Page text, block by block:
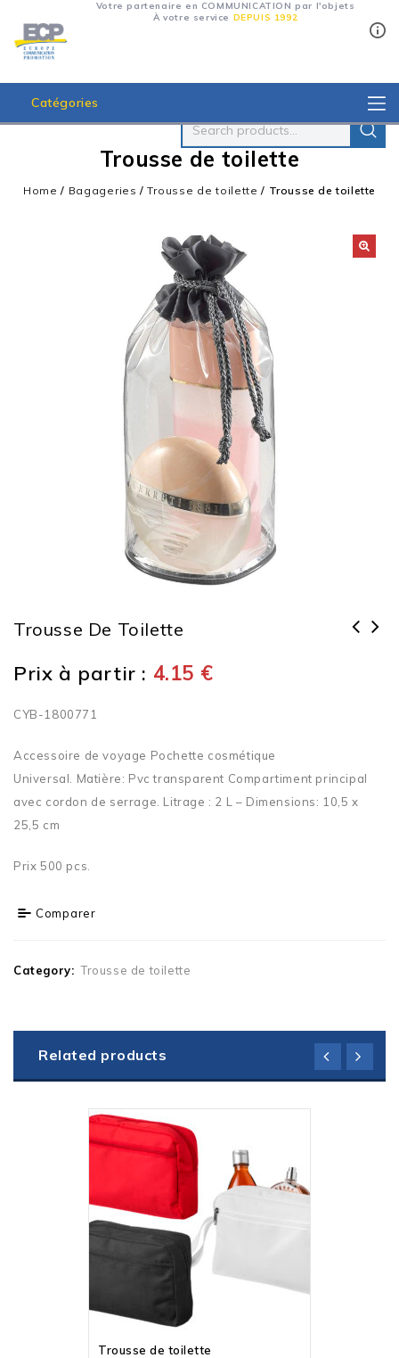
Votre partenaire en COMMUNICATION par l'objets
À votre service DEPUIS 1992
Catégories
Trousse de toilette
Home / Bagageries /Trousse de toilette / Trousse de toilette
Trousse De Toilette
Prix à partir : 4.15 €
CYB-1800771
Accessoire de voyage Pochette cosmétique
Universal. Matière: Pvc transparent Compartiment principal
avec cordon de serrage. Litrage : 2 L – Dimensions: 10,5 x
25,5 cm
Prix 500 pcs.
Comparer
Category: Trousse de toilette
Related products
Trousse de toilette